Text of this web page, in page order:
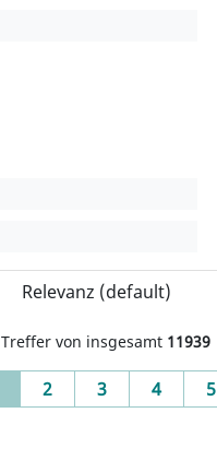
Treffer von insgesamt 11939
(current)
2 3 4 5